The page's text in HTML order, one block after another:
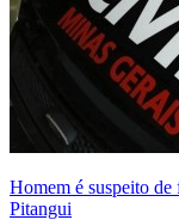
Homem é suspeito de
Pitangui